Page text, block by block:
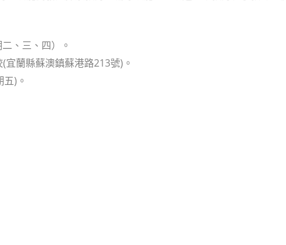
、三、四）。
蘭縣蘇澳鎮蘇港路213號)。
)。